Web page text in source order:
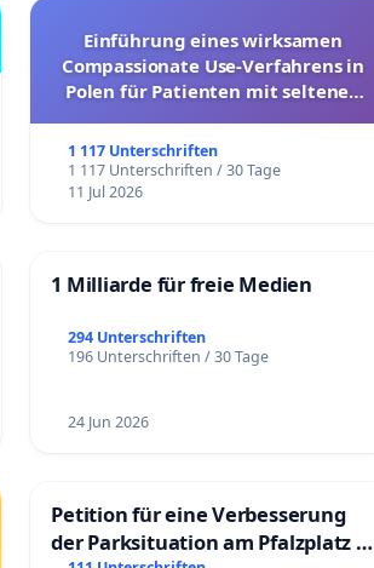
Einführung eines wirksamen
Compassionate Use-Verfahrens in
Polen für Patienten mit seltenen
1 117 Unterschriften
1 117 Unterschriften / 30 Tage
11 Jul 2026
1 Milliarde für freie Medien
294 Unterschriften
196 Unterschriften / 30 Tage
24 Jun 2026
Petition für eine Verbesserung
der Parksituation am Pfalzplatz in